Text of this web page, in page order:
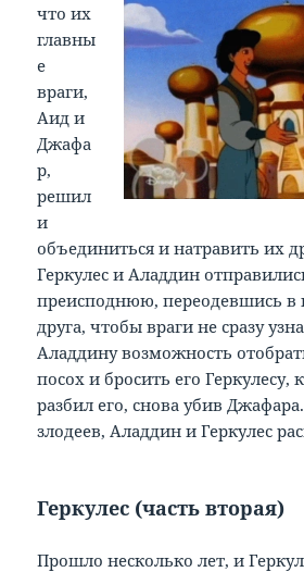
что их
главны
е
враги,
Аид и
Джафа
р,
решил
и
объединиться и натравить их
Геркулес и Аладдин
преисподнюю, переодевшись в
друга, чтобы враги не сразу
Аладдину возможность
посох и бросить его Геркулесу,
разбил его, снова убив
злодеев, Аладдин и Геркулес
Геркулес (часть вторая)
Прошло несколько лет, и